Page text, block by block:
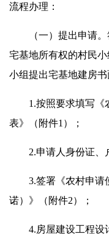
流程办理：
（一）提出申请。
宅基地所有权的村民
小组提出宅基地建房书
1.按照要求填写《
表》（附件1）；
2.申请人身份证、
3.签署《农村申请
诺）》（附件2）；
4.房屋建设工程设